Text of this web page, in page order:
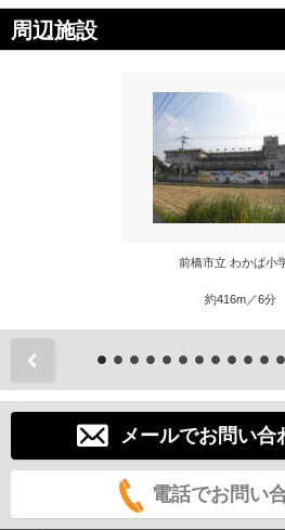
周辺施設
前橋市立 わかば小
約416m／6分
メールでお問い合
電話でお問い